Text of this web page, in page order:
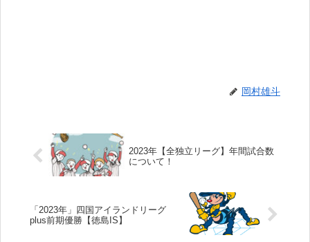
岡村雄斗
2023年【全独立リーグ】年間試合数
について！
「2023年」四国アイランドリーグ
plus前期優勝【徳島IS】